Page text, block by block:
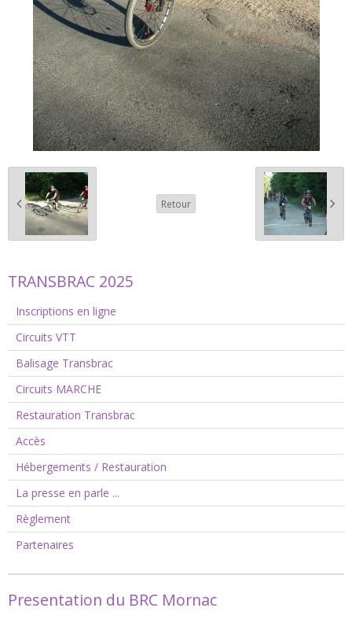
Retour
TRANSBRAC 2025
Inscriptions en ligne
Circuits VTT
Balisage Transbrac
Circuits MARCHE
Restauration Transbrac
Accès
Hébergements / Restauration
La presse en parle ...
Règlement
Partenaires
Presentation du BRC Mornac